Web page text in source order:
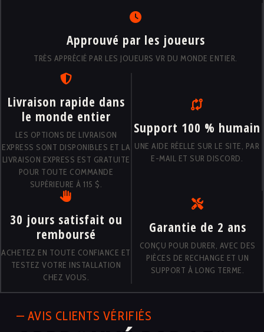
Approuvé par les joueurs
TRÈS APPRÉCIÉ PAR LES JOUEURS VR DU MONDE ENTIER.
Livraison rapide dans
le monde entier
LES OPTIONS DE LIVRAISON
EXPRESS SONT DISPONIBLES ET LA
LIVRAISON EXPRESS EST GRATUITE
POUR TOUTE COMMANDE
SUPÉRIEURE À 115 $.
Support 100 % humain
UNE AIDE RÉELLE SUR LE SITE, PAR
E-MAIL ET SUR DISCORD.
30 jours satisfait ou
remboursé
ACHETEZ EN TOUTE CONFIANCE ET
TESTEZ VOTRE INSTALLATION
CHEZ VOUS.
Garantie de 2 ans
CONÇU POUR DURER, AVEC DES
PIÈCES DE RECHANGE ET UN
SUPPORT À LONG TERME.
— AVIS CLIENTS VÉRIFIÉS